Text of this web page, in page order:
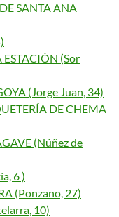
SANTA ANA
ESTACIÓN (Sor
(Jorge Juan, 34)
DE CHEMA
(Núñez de
6 )
(Ponzano, 27)
10)